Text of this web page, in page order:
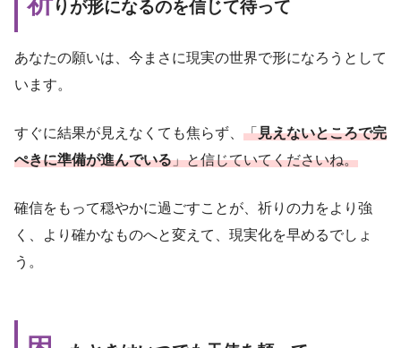
りが形になるのを信じて待って
あなたの願いは、今まさに現実の世界で形になろうとして
います。
すぐに結果が見えなくても焦らず、 「見えないところで完
ぺきに準備が進んでいる」と信じていてくださいね。
確信をもって穏やかに過ごすことが、祈りの力をより強
く、より確かなものへと変えて、現実化を早めるでしょ
う。